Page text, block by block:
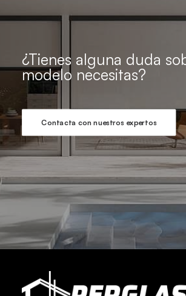
¿Tienes alguna duda
modelo necesitas?
Contacta con nuestros expertos